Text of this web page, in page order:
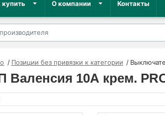
купить О компании Контакты
Позиции без привязки к категории
10А крем.